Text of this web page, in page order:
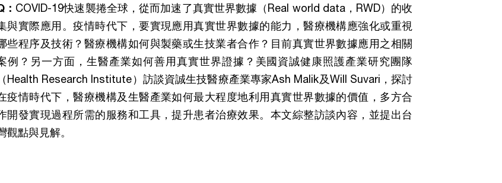
： COVID-19快速襲捲全球，從而加速了真實世界數據（Real world data，RWD）的收
與實際應用。疫情時代下，要實現應用真實世界數據的能力，醫療機構應強化或重視
些程序及技術？醫療機構如何與製藥或生技業者合作？目前真實世界數據應用之相關
例？另一方面，生醫產業如何善用真實世界證據？美國資誠健康照護產業研究團隊
（Health Research Institute）訪談資誠生技醫療產業專家Ash Malik及Will Suvari，探討
疫情時代下，醫療機構及生醫產業如何最大程度地利用真實世界數據的價值，多方合
開發實現過程所需的服務和工具，提升患者治療效果。本文綜整訪談內容，並提出台
觀點與見解。